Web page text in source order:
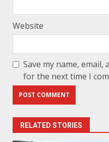
Website
Save my name,
for the next time I
RELATED STORIES